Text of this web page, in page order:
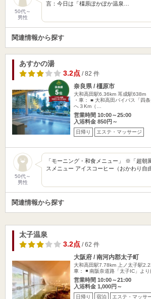
50代～
男性
言：今日は「橿原ぽかぽか温泉…
関連情報から探す
あすかの湯
3.2点/ 82 件
奈良県 / 橿原市
大和高田駅6.36km 耳成駅638m
・車： ■ 大和高田バイパス「四
へ３Km（…
営業時間 10:00～25:00
入浴料金 850円～
日帰り エステ・マッサージ
50代～
男性
「モーニング・和食メニュー」 ※「超朝
スメニュー アイスコーヒー（おかわり自
関連情報から探す
太子温泉
3.2点/ 62 件
大阪府 / 南河内郡太子町
大和高田駅7.78km
上ノ太子駅
車： ◾️ 南阪奈道路「太子IC」よ
営業時間 10:00～21:00
入浴料金 1,000円～
日帰り 宿泊 エステ・マッサ